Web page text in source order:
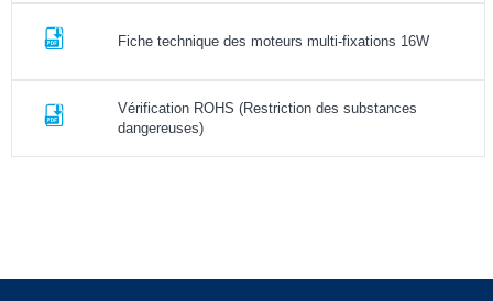
Fiche technique des moteurs multi-fixations 16W
Vérification ROHS (Restriction des substances
dangereuses)